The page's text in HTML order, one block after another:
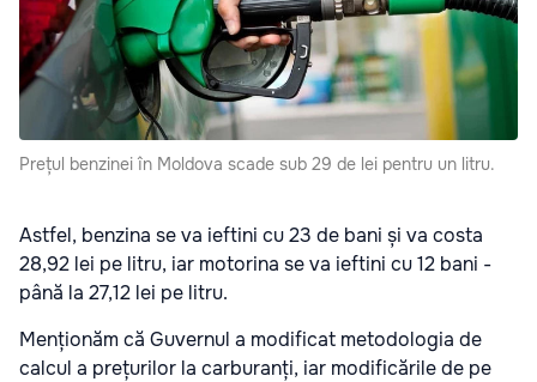
Prețul benzinei în Moldova scade sub 29 de lei pentru un litru.
Astfel, benzina se va ieftini cu 23 de bani și va costa
28,92 lei pe litru, iar motorina se va ieftini cu 12 bani -
până la 27,12 lei pe litru.
Menționăm că Guvernul a modificat metodologia de
calcul a prețurilor la carburanți, iar modificările de pe